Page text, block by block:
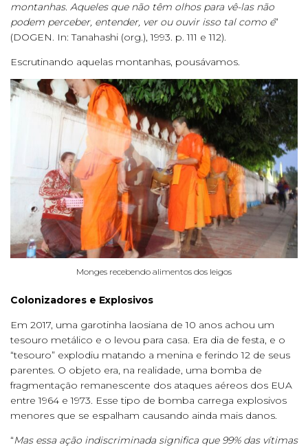
montanhas. Aqueles que não têm olhos para vê-las não
podem perceber, entender, ver ou ouvir isso tal como é”
(DOGEN. In: Tanahashi (org.), 1993. p. 111 e 112).
Escrutinando aquelas montanhas, pousávamos.
Monges recebendo alimentos dos leigos
Colonizadores e Explosivos
Em 2017, uma garotinha laosiana de 10 anos achou um
tesouro metálico e o levou para casa. Era dia de festa, e o
“tesouro” explodiu matando a menina e ferindo 12 de seus
parentes. O objeto era, na realidade, uma bomba de
fragmentação remanescente dos ataques aéreos dos EUA
entre 1964 e 1973. Esse tipo de bomba carrega explosivos
menores que se espalham causando ainda mais danos.
“Mas essa ação indiscriminada significa que 99% das vítimas